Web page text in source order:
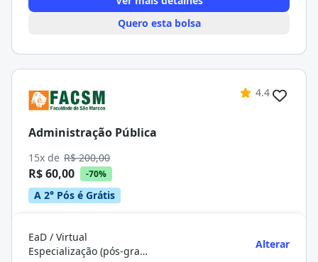
Quero esta bolsa
4.4
Administração Pública
15x de R$ 200,00
R$ 60,00 -70%
A 2° Pós é Grátis
EaD / Virtual
Especialização (pós-graduação)
Alterar